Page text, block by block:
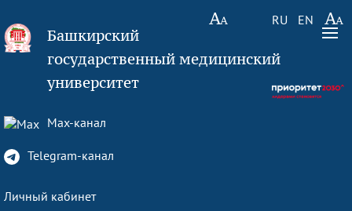
RU EN
Башкирский
государственный медицинский
университет
Max-канал
Telegram-канал
Личный кабинет